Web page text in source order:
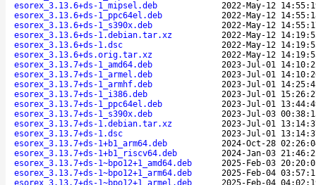
esorex_3.13.6+ds-1_mipsel.deb
2022-May-12
esorex_3.13.6+ds-1_ppc64el.deb
2022-May-12
esorex_3.13.6+ds-1_s390x.deb
2022-May-12
esorex_3.13.6+ds-1.debian.tar.xz
2022-May-12
esorex_3.13.6+ds-1.dsc
2022-May-12
esorex_3.13.6+ds.orig.tar.xz
2022-May-12
esorex_3.13.7+ds-1_amd64.deb
2023-Jul-01
esorex_3.13.7+ds-1_armel.deb
2023-Jul-01
esorex_3.13.7+ds-1_armhf.deb
2023-Jul-01
esorex_3.13.7+ds-1_i386.deb
2023-Jul-01
esorex_3.13.7+ds-1_ppc64el.deb
2023-Jul-01
esorex_3.13.7+ds-1_s390x.deb
2023-Jul-03
esorex_3.13.7+ds-1.debian.tar.xz
2023-Jul-01
esorex_3.13.7+ds-1.dsc
2023-Jul-01
esorex_3.13.7+ds-1+b1_arm64.deb
2024-Oct-28
esorex_3.13.7+ds-1+b1_riscv64.deb
2024-Jan-03
esorex_3.13.7+ds-1~bpo12+1_amd64.deb
2025-Feb-03
esorex_3.13.7+ds-1~bpo12+1_arm64.deb
2025-Feb-04
esorex_3.13.7+ds-1~bpo12+1_armel.deb
2025-Feb-04